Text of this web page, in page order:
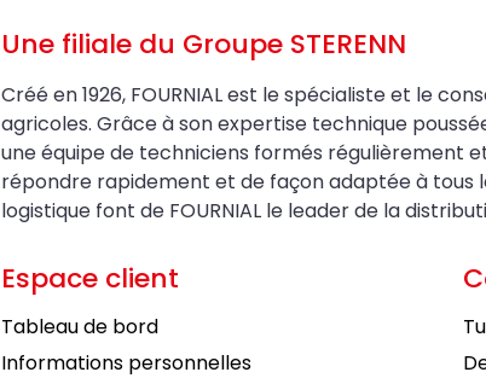
Une filiale du Groupe STERENN
Créé en 1926, FOURNIAL est le spécialiste et le
agricoles. Grâce à son expertise technique
une équipe de techniciens formés régulièrement
répondre rapidement et de façon adaptée à tous
logistique font de FOURNIAL le leader de la
Espace client
Tableau de bord
Informations personnelles